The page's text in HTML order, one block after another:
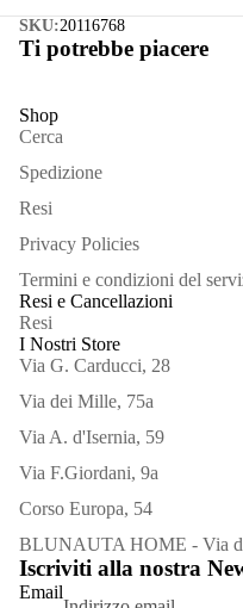
SKU:20116768
Ti potrebbe piacere
Shop
Cerca
Spedizione
Resi
Privacy Policies
Termini e condizioni del
Resi e Cancellazioni
Resi
I Nostri Store
Via G. Carducci, 28
Via dei Mille, 75a
Via A. d'Isernia, 59
Via F.Giordani, 9a
Corso Europa, 54
BLUNAUTA HOME - Via
Iscriviti alla nostra
Email
Informativa sulla privacy
Termini e condizioni del servizio